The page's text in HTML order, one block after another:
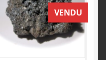
VENDU